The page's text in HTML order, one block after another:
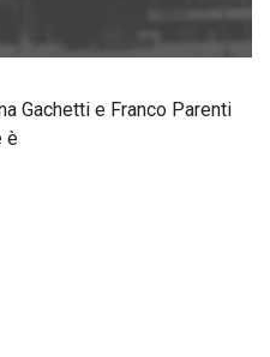
Gachetti e Franco Parenti
è